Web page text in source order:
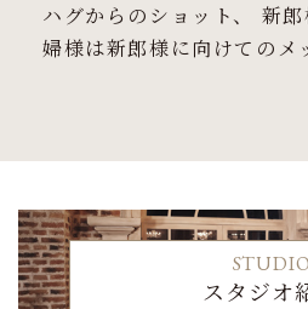
ハグからのショット、 新
婦様は新郎様に向けての
STUDIO
スタジオ